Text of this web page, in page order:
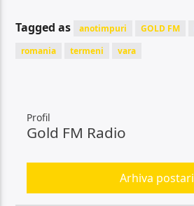
Tagged as anotimpuri GOLD FM
romania
termeni vara
Profil
Gold FM Radio
Arhiva postari